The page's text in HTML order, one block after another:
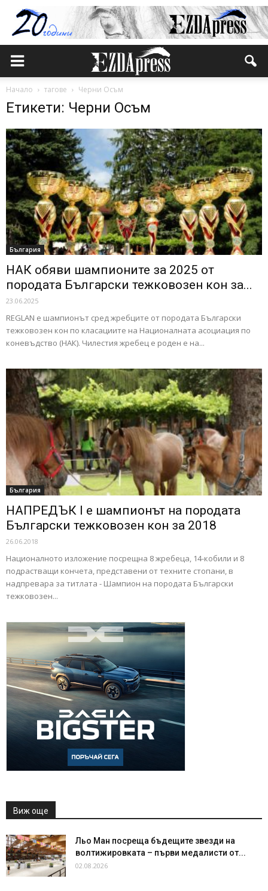
Начало тагове Черни Осъм
Етикети: Черни Осъм
България
НАК обяви шампионите за 2025 от
породата Български тежковозен кон за...
23.06.2025
REGLAN e шампионът сред жребците от породата Български
тежковозен кон по класациите на Националната асоциация по
коневъдство (НАК). Чилестия жребец е роден е на...
България
НАПРЕДЪК I е шампионът на породата
Български тежковозен кон за 2018
26.06.2018
Националното изложение посрещна 8 жребеца, 14-кобили и 8
подрастващи кончета, представени от техните стопани, в
надпревара за титлата - Шампион на породата Български
тежковозен...
Виж още
Льо Ман посреща бъдещите звезди на
волтижировката – първи медалисти от...
02.08.2026